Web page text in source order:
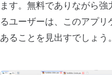
ます。無料でありながら
るユーザーは、このアプ
あることを見出すでしょう。